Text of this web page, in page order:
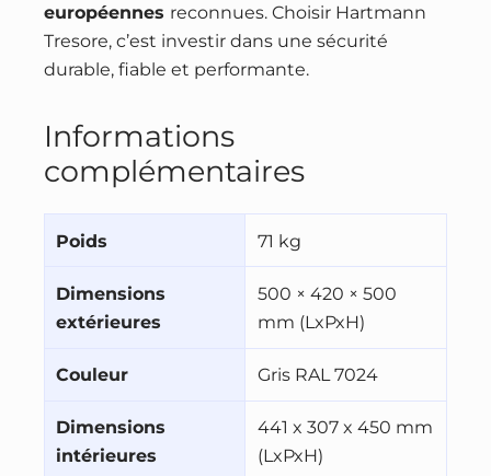
européennes reconnues. Choisir Hartmann
Tresore, c’est investir dans une sécurité
durable, fiable et performante.
Informations
complémentaires
Poids 71 kg
Dimensions
extérieures
500 × 420 × 500
mm (LxPxH)
Couleur Gris RAL 7024
Dimensions
intérieures
441 x 307 x 450 mm
(LxPxH)